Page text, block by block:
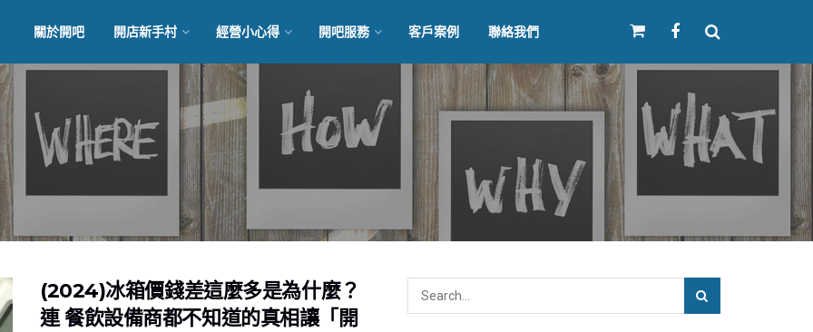
關於開吧 開店新手村 經營小心得 開吧服務 客戶案例 聯絡我們
(2024)冰箱價錢差這麼多是為什麼？
連 餐飲設備商都不知道的真相讓「開